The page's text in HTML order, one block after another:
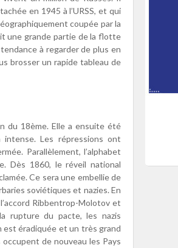
en 1945 à l’URSS, et qui
coupée par la
une grande partie de la flotte
à regarder de plus en
brosser un rapide tableau de
du 18ème. Elle a ensuite été
intense. Les répressions ont
Parallèlement, l’alphabet
Dès 1860, le réveil national
Ce sera une embellie de
soviétiques et nazies. En
Ribbentrop-Molotov et
rupture du pacte, les nazis
est éradiquée et un très grand
de nouveau les Pays